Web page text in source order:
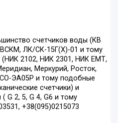
счетчиков воды (КВ
ЛК/СК-15Г(Х)-01 и тому
(НИК 2102, НИК 2301, НИК ЕМТ,
Меркурий, Росток,
ЭА05P и тому подобные
счетчики) и
G 2, 5, G 4, G6 и тому
+38(095)0215073